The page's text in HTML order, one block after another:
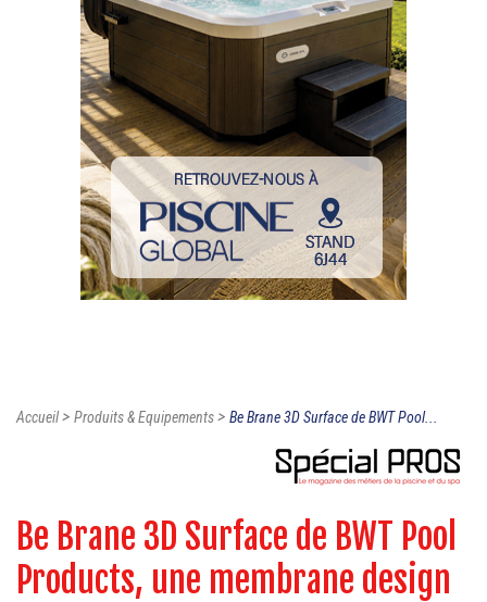
Accueil> Produits & Equipements> Be Brane 3D Surface de BWT Pool...
Be Brane 3D Surface de BWT Pool
Products, une membrane design